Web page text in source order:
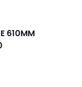
610MM